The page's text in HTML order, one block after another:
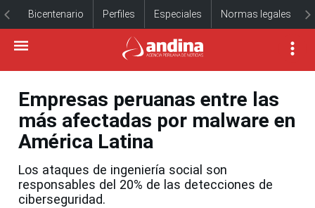
Bicentenario Perfiles Especiales Normas legales
Empresas peruanas entre las
más afectadas por malware en
América Latina
Los ataques de ingeniería social son
responsables del 20% de las detecciones de
ciberseguridad.